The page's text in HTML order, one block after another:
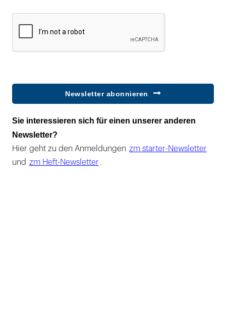
Newsletter abonnieren
Sie interessieren sich für einen unserer anderen
Newsletter?
Hier geht zu den Anmeldungen zm starter-Newsletter
und zm Heft-Newsletter .